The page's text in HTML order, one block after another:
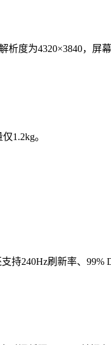
度为4320×3840，屏
1.2kg。
持240Hz刷新率、99%